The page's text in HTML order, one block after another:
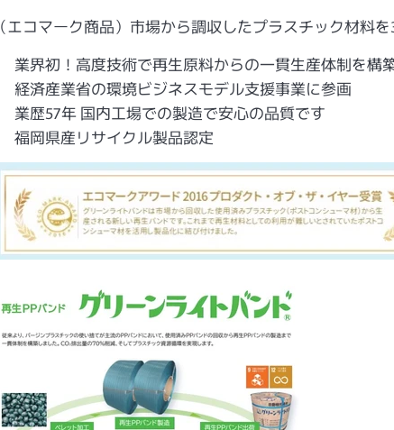
（エコマーク商品）市場から調収したプラスチック材料
業界初！高度技術で再生原料からの一貫生産体制を構
経済産業省の環境ビジネスモデル支援事業に参画
業歴57年 国内工場での製造で安心の品質です
福岡県産リサイクル製品認定